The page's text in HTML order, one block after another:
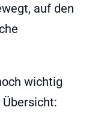
auf den
wichtig